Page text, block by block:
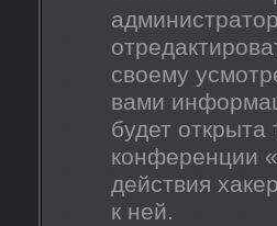
своему
вами
будет
конференции
действия
к ней.